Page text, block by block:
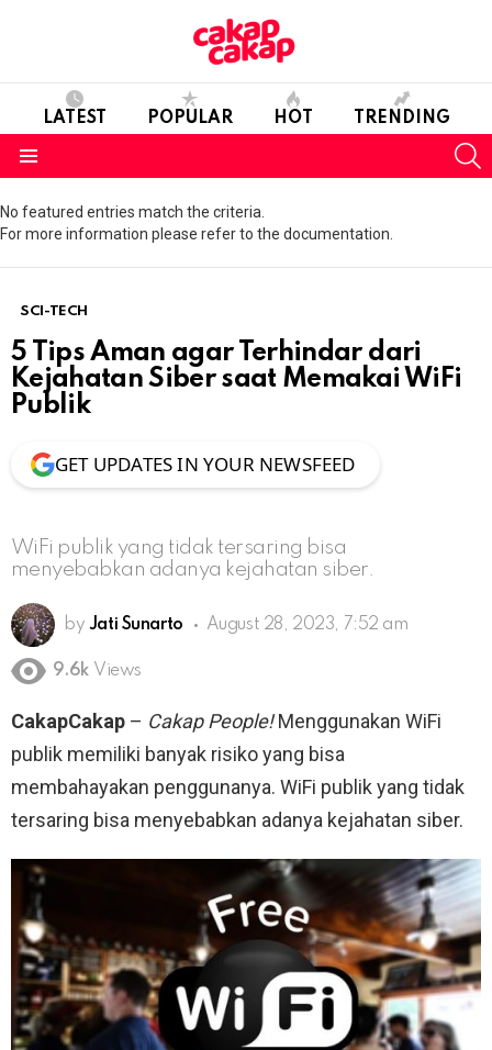
LATEST POPULAR HOT TRENDING
No featured entries match the criteria.
For more information please refer to the documentation.
SCI-TECH
5 Tips Aman agar Terhindar dari
Kejahatan Siber saat Memakai WiFi
Publik
GET UPDATES IN YOUR NEWSFEED
WiFi publik yang tidak tersaring bisa
menyebabkan adanya kejahatan siber.
by Jati Sunarto August 28, 2023, 7:52 am
9.6k Views
CakapCakap – Cakap People!Menggunakan WiFi
publik memiliki banyak risiko yang bisa
membahayakan penggunanya. WiFi publik yang tidak
tersaring bisa menyebabkan adanya kejahatan siber.